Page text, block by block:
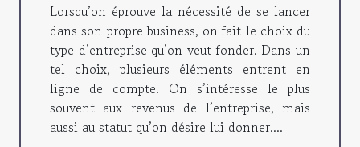
Lorsqu’on éprouve la nécessité de se lancer
dans son propre business, on fait le choix du
type d’entreprise qu’on veut fonder. Dans un
tel choix, plusieurs éléments entrent en
ligne de compte. On s’intéresse le plus
souvent aux revenus de l’entreprise, mais
aussi au statut qu’on désire lui donner....